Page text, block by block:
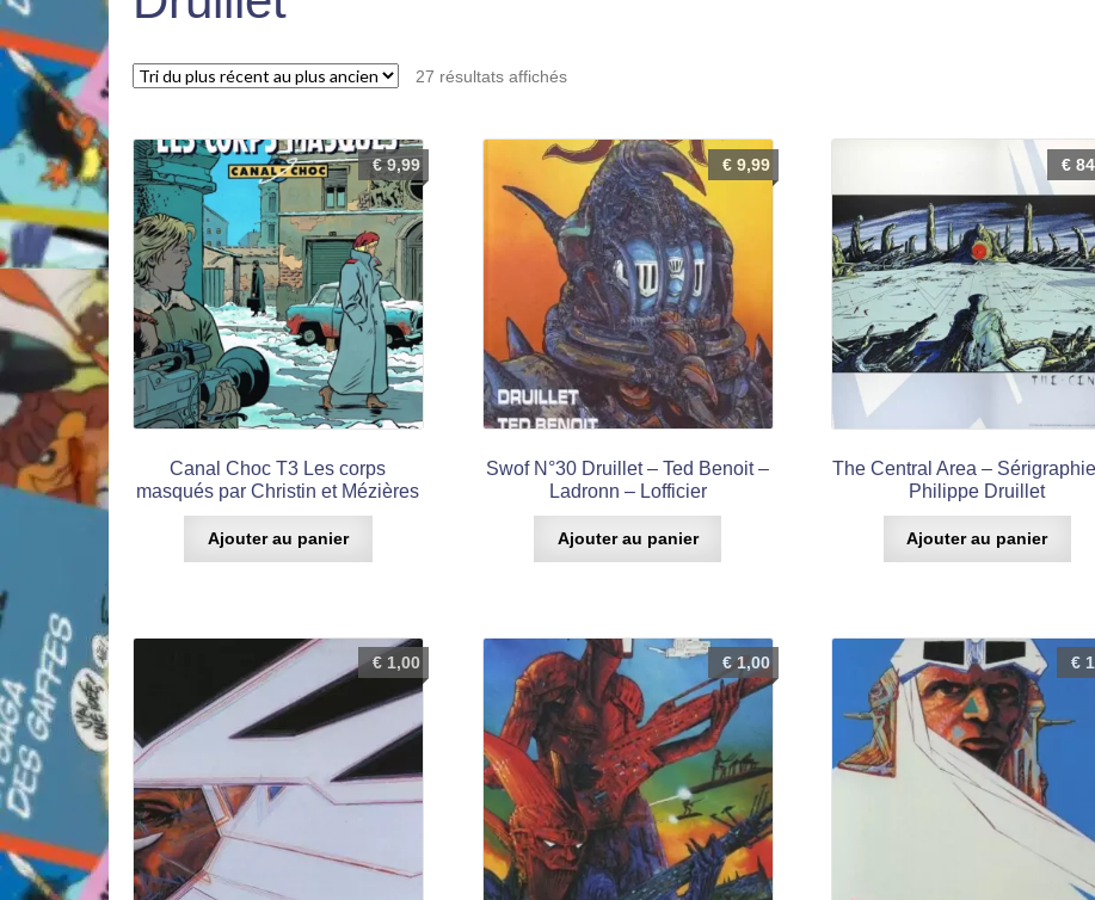
27 résultats affichésTrié
récent
plus
ancien
Canal Choc T3 Les corps
masqués par Christin et Mézières
€9,99
Ajouter au panier
Swof N°30 Druillet – Ted Benoit –
Ladronn – Lofficier
€9,99
Ajouter au panier
The Central Area –
Philippe Druillet
€
Ajouter au panier
€1,00 €1,00 €